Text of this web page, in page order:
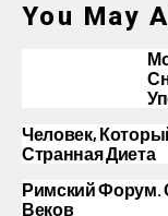
You May
Человек,
Странная Диета
Римский
Веков